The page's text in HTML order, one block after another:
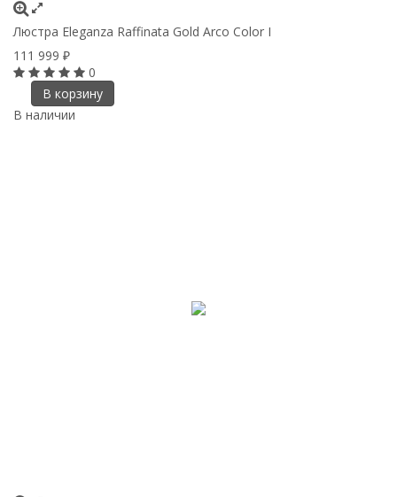
Люстра Eleganza Raffinata Gold Arco Сolor I
111 999 ₽
0
В корзину
В наличии